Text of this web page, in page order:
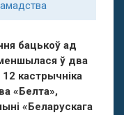
бацькоў ад
ў два
кастрычніка
«Белта»,
«Беларускага